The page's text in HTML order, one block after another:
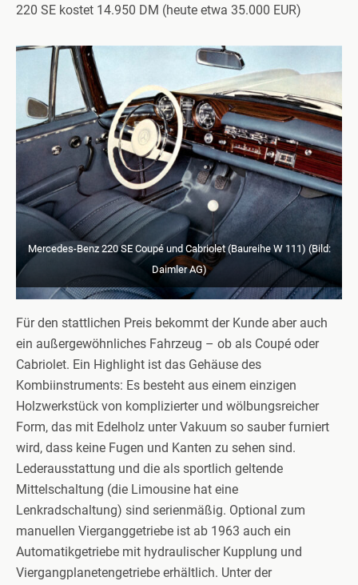
220 SE kostet 14.950 DM (heute etwa 35.000 EUR)
Mercedes-Benz 220 SE Coupé und Cabriolet (Baureihe W 111) (Bild:
Daimler AG)
Für den stattlichen Preis bekommt der Kunde aber auch
ein außergewöhnliches Fahrzeug – ob als Coupé oder
Cabriolet. Ein Highlight ist das Gehäuse des
Kombiinstruments: Es besteht aus einem einzigen
Holzwerkstück von komplizierter und wölbungsreicher
Form, das mit Edelholz unter Vakuum so sauber furniert
wird, dass keine Fugen und Kanten zu sehen sind.
Lederausstattung und die als sportlich geltende
Mittelschaltung (die Limousine hat eine
Lenkradschaltung) sind serienmäßig. Optional zum
manuellen Vierganggetriebe ist ab 1963 auch ein
Automatikgetriebe mit hydraulischer Kupplung und
Viergangplanetengetriebe erhältlich. Unter der